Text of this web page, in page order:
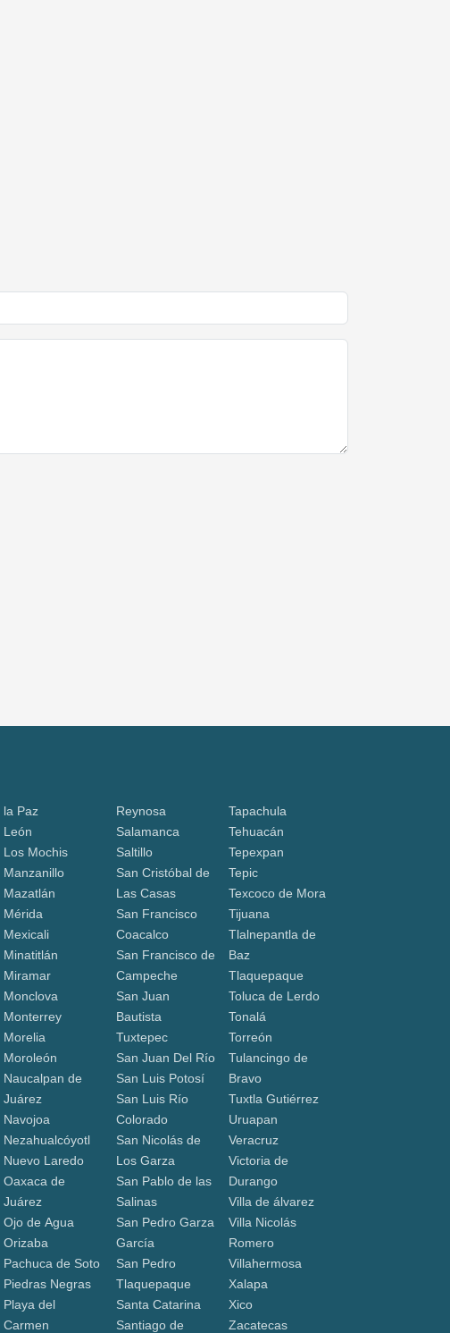
la Paz
León
Los Mochis
Manzanillo
Mazatlán
Mérida
Mexicali
Minatitlán
Miramar
Monclova
Monterrey
Morelia
Moroleón
Naucalpan de
Juárez
Navojoa
Nezahualcóyotl
Nuevo Laredo
Oaxaca de
Juárez
Ojo de Agua
Orizaba
Pachuca de Soto
Piedras Negras
Playa del
Carmen
Reynosa
Salamanca
Saltillo
San Cristóbal de
Las Casas
San Francisco
Coacalco
San Francisco de
Campeche
San Juan
Bautista
Tuxtepec
San Juan Del Río
San Luis Potosí
San Luis Río
Colorado
San Nicolás de
Los Garza
San Pablo de las
Salinas
San Pedro Garza
García
San Pedro
Tlaquepaque
Santa Catarina
Santiago de
Tapachula
Tehuacán
Tepexpan
Tepic
Texcoco de Mora
Tijuana
Tlalnepantla de
Baz
Tlaquepaque
Toluca de Lerdo
Tonalá
Torreón
Tulancingo de
Bravo
Tuxtla Gutiérrez
Uruapan
Veracruz
Victoria de
Durango
Villa de álvarez
Villa Nicolás
Romero
Villahermosa
Xalapa
Xico
Zacatecas